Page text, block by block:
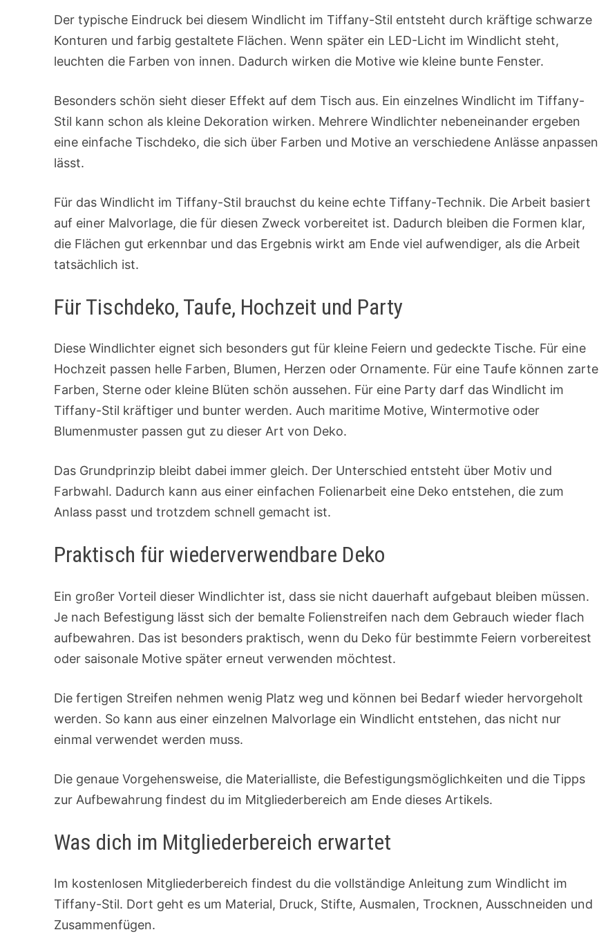
Der typische Eindruck bei diesem Windlicht im Tiffany-Stil entsteht durch kräftige schwarze
Konturen und farbig gestaltete Flächen. Wenn später ein LED-Licht im Windlicht steht,
leuchten die Farben von innen. Dadurch wirken die Motive wie kleine bunte Fenster.
Besonders schön sieht dieser Effekt auf dem Tisch aus. Ein einzelnes Windlicht im Tiffany-
Stil kann schon als kleine Dekoration wirken. Mehrere Windlichter nebeneinander ergeben
eine einfache Tischdeko, die sich über Farben und Motive an verschiedene Anlässe anpassen
lässt.
Für das Windlicht im Tiffany-Stil brauchst du keine echte Tiffany-Technik. Die Arbeit basiert
auf einer Malvorlage, die für diesen Zweck vorbereitet ist. Dadurch bleiben die Formen klar,
die Flächen gut erkennbar und das Ergebnis wirkt am Ende viel aufwendiger, als die Arbeit
tatsächlich ist.
Für Tischdeko, Taufe, Hochzeit und Party
Diese Windlichter eignet sich besonders gut für kleine Feiern und gedeckte Tische. Für eine
Hochzeit passen helle Farben, Blumen, Herzen oder Ornamente. Für eine Taufe können zarte
Farben, Sterne oder kleine Blüten schön aussehen. Für eine Party darf das Windlicht im
Tiffany-Stil kräftiger und bunter werden. Auch maritime Motive, Wintermotive oder
Blumenmuster passen gut zu dieser Art von Deko.
Das Grundprinzip bleibt dabei immer gleich. Der Unterschied entsteht über Motiv und
Farbwahl. Dadurch kann aus einer einfachen Folienarbeit eine Deko entstehen, die zum
Anlass passt und trotzdem schnell gemacht ist.
Praktisch für wiederverwendbare Deko
Ein großer Vorteil dieser Windlichter ist, dass sie nicht dauerhaft aufgebaut bleiben müssen.
Je nach Befestigung lässt sich der bemalte Folienstreifen nach dem Gebrauch wieder flach
aufbewahren. Das ist besonders praktisch, wenn du Deko für bestimmte Feiern vorbereitest
oder saisonale Motive später erneut verwenden möchtest.
Die fertigen Streifen nehmen wenig Platz weg und können bei Bedarf wieder hervorgeholt
werden. So kann aus einer einzelnen Malvorlage ein Windlicht entstehen, das nicht nur
einmal verwendet werden muss.
Die genaue Vorgehensweise, die Materialliste, die Befestigungsmöglichkeiten und die Tipps
zur Aufbewahrung findest du im Mitgliederbereich am Ende dieses Artikels.
Was dich im Mitgliederbereich erwartet
Im kostenlosen Mitgliederbereich findest du die vollständige Anleitung zum Windlicht im
Tiffany-Stil. Dort geht es um Material, Druck, Stifte, Ausmalen, Trocknen, Ausschneiden und
Zusammenfügen.